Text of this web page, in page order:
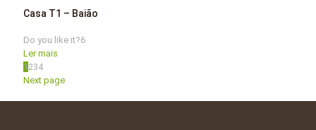
Casa T1 – Baião
Do you like it?6
Ler mais
1 234
Next page